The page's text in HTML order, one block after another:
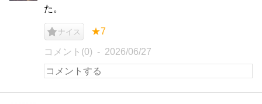
た。
ナイス ★7
コメント(0) 2026/06/27